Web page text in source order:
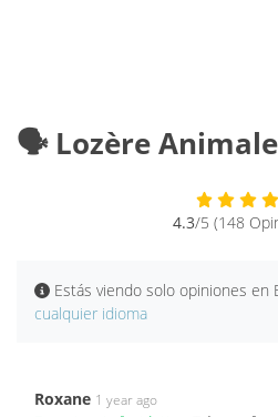
🗣️ Lozère
4.3/5 (148
Estás viendo solo opiniones en
cualquier idioma
Roxane 1 year ago